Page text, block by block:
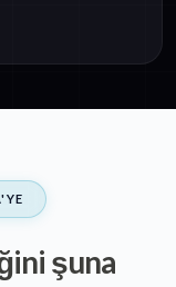
şuna